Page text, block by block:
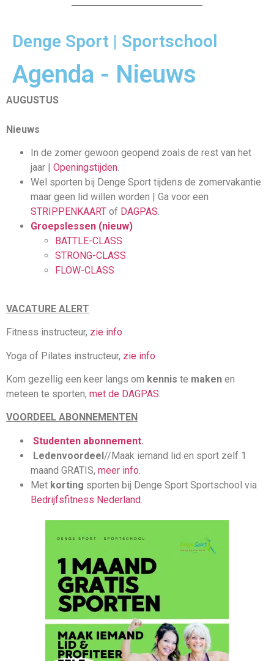
Denge Sport | Sportschool
Agenda - Nieuws
AUGUSTUS
Nieuws
In de zomer gewoon geopend zoals de rest van het
jaar | Openingstijden.
Wel sporten bij Denge Sport tijdens de zomervakantie
maar geen lid willen worden | Ga voor een
STRIPPENKAART of DAGPAS.
Groepslessen (nieuw)
BATTLE-CLASS
STRONG-CLASS
FLOW-CLASS
VACATURE ALERT
Fitness instructeur, zie info
Yoga of Pilates instructeur, zie info
Kom gezellig een keer langs om kennis te maken en
meteen te sporten, met de DAGPAS.
VOORDEEL ABONNEMENTEN
Studenten abonnement.
Ledenvoordeel//Maak iemand lid en sport zelf 1
maand GRATIS, meer info.
Met korting sporten bij Denge Sport Sportschool via
Bedrijfsfitness Nederland